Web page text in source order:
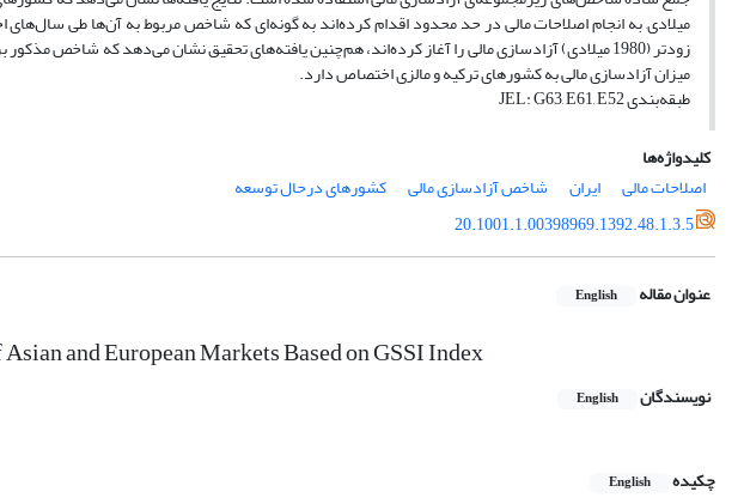
میلادی, به انجام اصلاحات مالی در حد محدود اقدام کرده‌اند به گونه‌ای که شاخص مربوط به آن‌ها طی
میزان آزادسازی مالی به کشورهای ترکیه و مالزی اختصاص دارد.
طبقه‌بندی JEL: G63, E61, E52
کلیدواژه‌ها
اصلاحات مالی
ایران شاخص آزادسازی مالی
کشورهای درحال‌ توسعه
20.1001.1.00398969.1392.48.1.3.5
عنوان مقاله English
and European Markets Based on GSSI Index
نویسندگان English
چکیده English